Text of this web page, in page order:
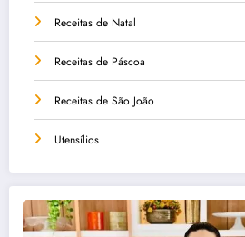
Receitas de Natal
Receitas de Páscoa
Receitas de São João
Utensílios